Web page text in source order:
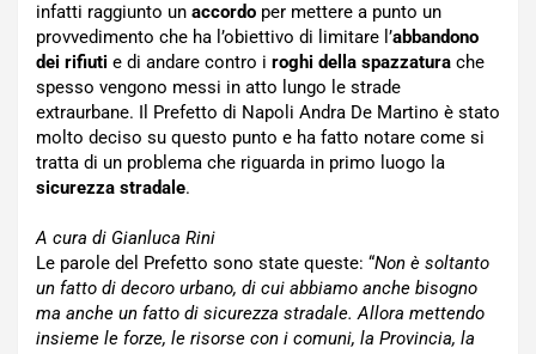
infatti raggiunto un accordo per mettere a punto un
provvedimento che ha l’obiettivo di limitare l’abbandono
dei rifiuti e di andare contro i roghi della spazzatura che
spesso vengono messi in atto lungo le strade
extraurbane. Il Prefetto di Napoli Andra De Martino è stato
molto deciso su questo punto e ha fatto notare come si
tratta di un problema che riguarda in primo luogo la
sicurezza stradale.
A cura di Gianluca Rini
Le parole del Prefetto sono state queste: “Non è soltanto
un fatto di decoro urbano, di cui abbiamo anche bisogno
ma anche un fatto di sicurezza stradale. Allora mettendo
insieme le forze, le risorse con i comuni, la Provincia, la